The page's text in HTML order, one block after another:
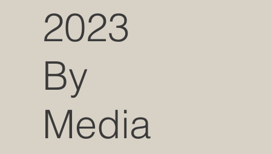
2023
By
Media